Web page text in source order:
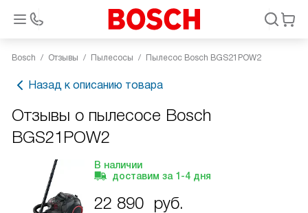
Bosch Отзывы Пылесосы Пылесос Bosch BGS21POW2
Назад к описанию товара
Отзывы о пылесосе Bosch
BGS21POW2
В наличии
доставим за 1-4 дня
22 890 руб.